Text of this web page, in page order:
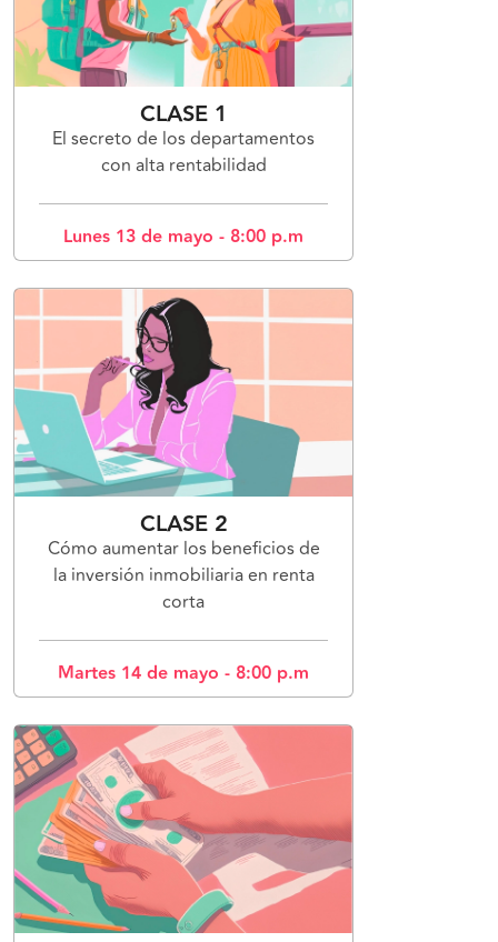
CLASE 1
El secreto de los departamentos
con alta rentabilidad
Lunes 13 de mayo - 8:00 p.m
CLASE 2
Cómo aumentar los beneficios de
la inversión inmobiliaria en renta
corta
Martes 14 de mayo - 8:00 p.m